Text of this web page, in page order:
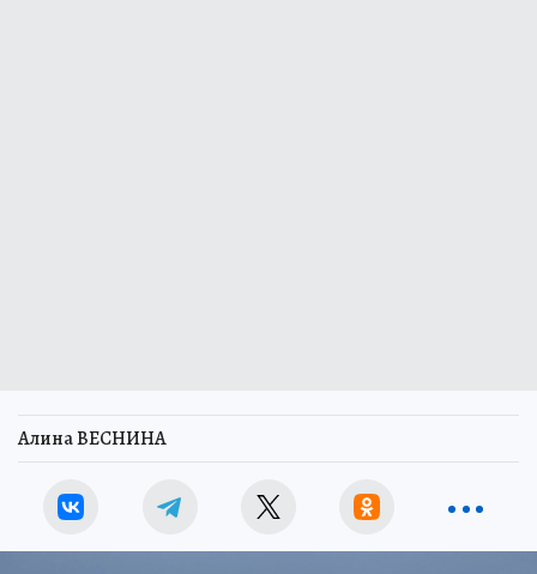
Алина ВЕСНИНА